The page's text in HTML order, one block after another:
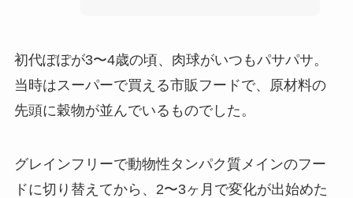
初代ぽぽが3〜4歳の頃、肉球がいつもパサパサ。
当時はスーパーで買える市販フードで、原材料の
先頭に穀物が並んでいるものでした。
グレインフリーで動物性タンパク質メインのフー
ドに切り替えてから、2〜3ヶ月で変化が出始めた